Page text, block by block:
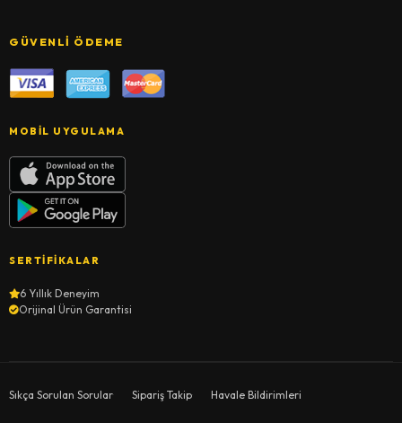
GÜVENLI ÖDEME
MOBIL UYGULAMA
SERTIFIKALAR
6 Yıllık Deneyim
Orijinal Ürün Garantisi
Sıkça Sorulan Sorular Sipariş Takip Havale Bildirimleri